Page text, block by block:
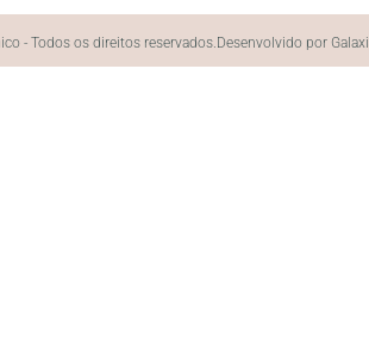
- Todos os direitos reservados.Desenvolvido por